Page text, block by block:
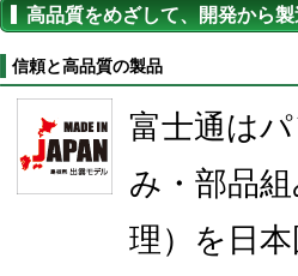
高品質をめざして、開発から
信頼と高品質の製品
富士通は
み・部品
理）を日